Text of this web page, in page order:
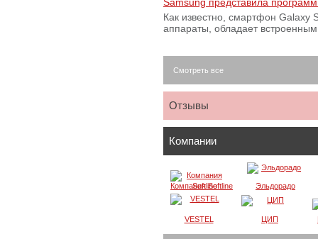
Как известно, смартфон Galaxy
аппараты, обладает
Смотреть все
Отзывы
Компании
Компания Softline Эльдорадо
VESTEL ЦИП